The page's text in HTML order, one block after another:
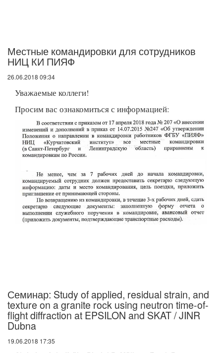
Местные командировки для сотрудников
НИЦ КИ ПИЯФ
26.06.2018 09:34
Уважаемые коллеги!
Просим вас ознакомиться с информацией:
Семинар: Study of applied, residual strain, and
texture on a granite rock using neutron time-of-
flight diffraction at EPSILON and SKAT / JINR
Dubna
19.06.2018 17:35